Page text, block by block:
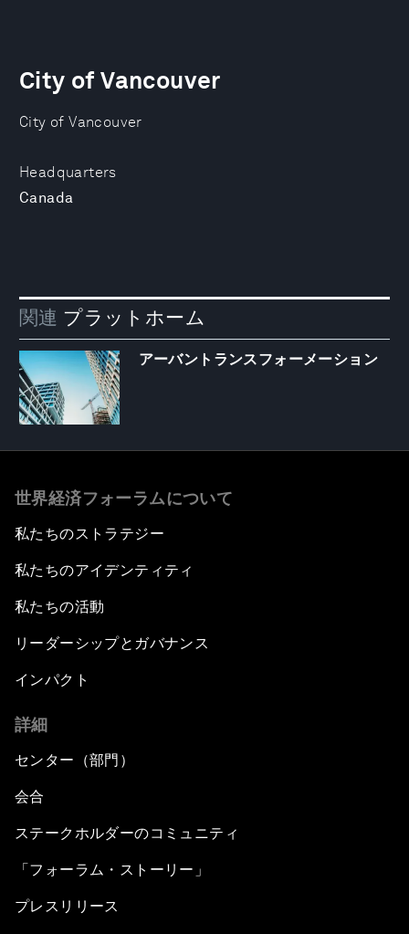
Headquarters
Canada
City of Vancouver
City of Vancouver
関連 プラットホーム
アーバントランスフォーメーション
世界経済フォーラムについて
私たちのストラテジー
私たちのアイデンティティ
私たちの活動
リーダーシップとガバナンス
インパクト
詳細
センター（部門）
会合
ステークホルダーのコミュニティ
「フォーラム・ストーリー」
プレスリリース